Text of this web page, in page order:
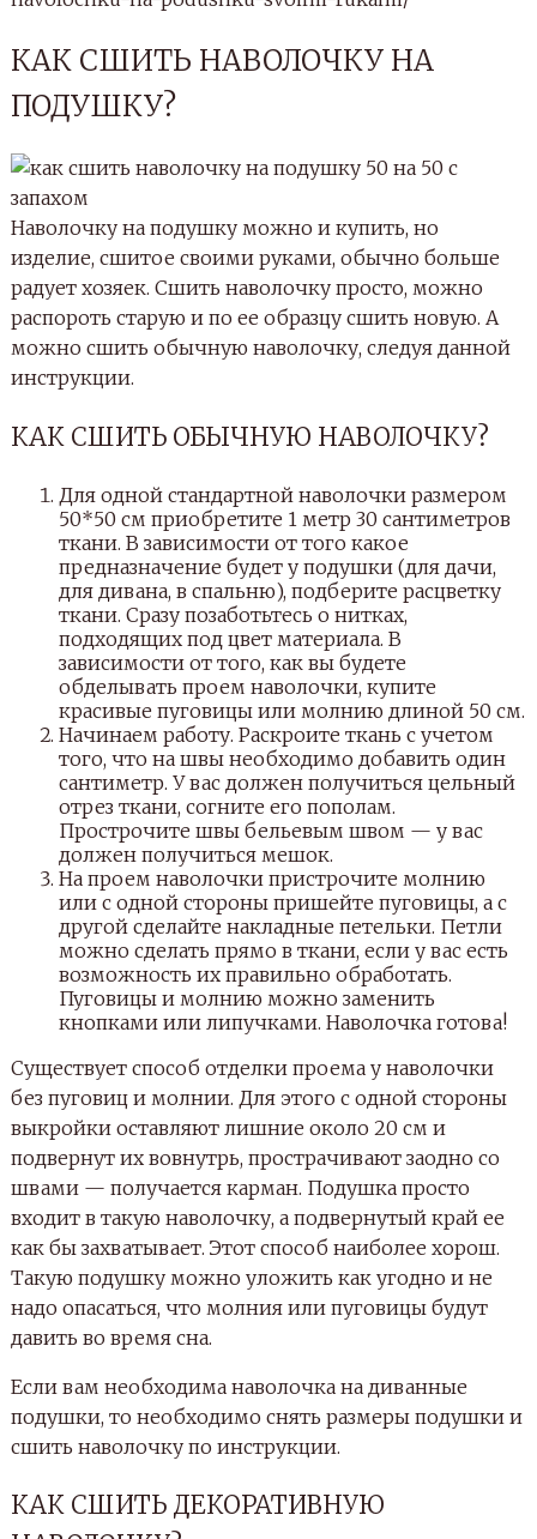
КАК СШИТЬ НАВОЛОЧКУ НА
ПОДУШКУ?
Наволочку на подушку можно и купить, но
изделие, сшитое своими руками, обычно больше
радует хозяек. Сшить наволочку просто, можно
распороть старую и по ее образцу сшить новую. А
можно сшить обычную наволочку, следуя данной
инструкции.
КАК СШИТЬ ОБЫЧНУЮ НАВОЛОЧКУ?
Для одной стандартной наволочки размером
50*50 см приобретите 1 метр 30 сантиметров
ткани. В зависимости от того какое
предназначение будет у подушки (для дачи,
для дивана, в спальню), подберите расцветку
ткани. Сразу позаботьтесь о нитках,
подходящих под цвет материала. В
зависимости от того, как вы будете
обделывать проем наволочки, купите
красивые пуговицы или молнию длиной 50 см.
Начинаем работу. Раскроите ткань с учетом
того, что на швы необходимо добавить один
сантиметр. У вас должен получиться цельный
отрез ткани, согните его пополам.
Прострочите швы бельевым швом — у вас
должен получиться мешок.
На проем наволочки пристрочите молнию
или с одной стороны пришейте пуговицы, а с
другой сделайте накладные петельки. Петли
можно сделать прямо в ткани, если у вас есть
возможность их правильно обработать.
Пуговицы и молнию можно заменить
кнопками или липучками. Наволочка готова!
Существует способ отделки проема у наволочки
без пуговиц и молнии. Для этого с одной стороны
выкройки оставляют лишние около 20 см и
подвернут их вовнутрь, прострачивают заодно со
швами — получается карман. Подушка просто
входит в такую наволочку, а подвернутый край ее
как бы захватывает. Этот способ наиболее хорош.
Такую подушку можно уложить как угодно и не
надо опасаться, что молния или пуговицы будут
давить во время сна.
Если вам необходима наволочка на диванные
подушки, то необходимо снять размеры подушки и
сшить наволочку по инструкции.
КАК СШИТЬ ДЕКОРАТИВНУЮ